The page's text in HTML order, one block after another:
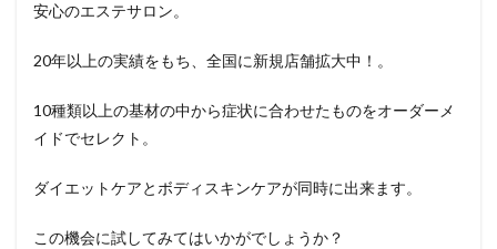
安心のエステサロン。
20年以上の実績をもち、全国に新規店舗拡大中！。
10種類以上の基材の中から症状に合わせたものをオーダーメ
イドでセレクト。
ダイエットケアとボディスキンケアが同時に出来ます。
この機会に試してみてはいかがでしょうか？